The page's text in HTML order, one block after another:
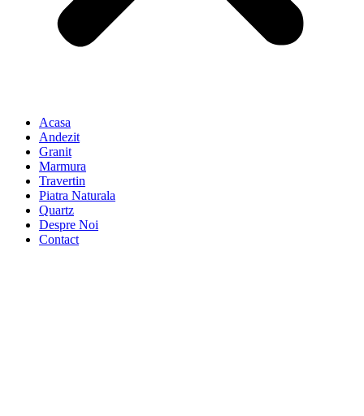
Acasa
Andezit
Granit
Marmura
Travertin
Piatra Naturala
Quartz
Despre Noi
Contact